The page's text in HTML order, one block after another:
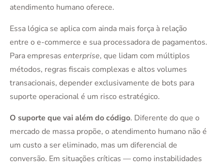
atendimento humano oferece.
Essa lógica se aplica com ainda mais força à relação
entre o e-commerce e sua processadora de pagamentos.
Para empresas enterprise, que lidam com múltiplos
métodos, regras fiscais complexas e altos volumes
transacionais, depender exclusivamente de bots para
suporte operacional é um risco estratégico.
O suporte que vai além do código. Diferente do que o
mercado de massa propõe, o atendimento humano não é
um custo a ser eliminado, mas um diferencial de
conversão. Em situações críticas — como instabilidades